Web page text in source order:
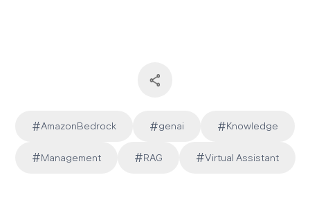
#AmazonBedrock #genai # Knowledge
#Management #RAG #Virtual Assistant